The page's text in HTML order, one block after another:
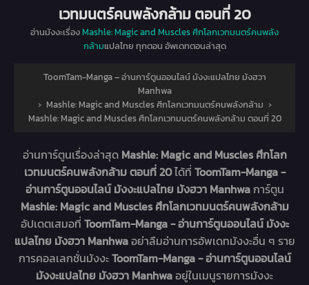
เวทมนตร์คนพลังกล้าม ตอนที่ 20
อ่านมังงะเรื่องMashle: Magic and Muscles ศึกโลกเวทมนตร์คนพลัง
กล้ามแปลไทย ทุกตอน อัพเดทตอนล่าสุด
ToomTam-Manga – อ่านการ์ตูนออนไลน์ มังงะแปลไทย มังฮวา
Manhwa
› Mashle: Magic and Muscles ศึกโลกเวทมนตร์คนพลังกล้าม ›
Mashle: Magic and Muscles ศึกโลกเวทมนตร์คนพลังกล้าม ตอนที่ 20
อ่านการ์ตูนเรื่องล่าสุด Mashle: Magic and Muscles ศึกโลก
เวทมนตร์คนพลังกล้าม ตอนที่ 20ได้ที่ ToomTam-Manga -
อ่านการ์ตูนออนไลน์ มังงะแปลไทย มังฮวา Manhwaการ์ตูน
Mashle: Magic and Muscles ศึกโลกเวทมนตร์คนพลังกล้าม
อัปเดตเสมอที่ ToomTam-Manga - อ่านการ์ตูนออนไลน์ มังงะ
แปลไทย มังฮวา Manhwaอย่าลืมอ่านการอัพเดทมังงะอื่น ๆ ราย
การคอลเลกชั่นมังงะToomTam-Manga - อ่านการ์ตูนออนไลน์
มังงะแปลไทย มังฮวา Manhwaอยู่ในเมนูรายการมังงะ